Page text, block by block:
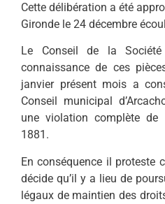
Cette délibération a été
Gironde le 24 décembre
Le Conseil de la
connaissance de ces
janvier présent mois a
Conseil municipal
une violation complète
1881.
En conséquence il proteste
décide qu’il y a lieu de
légaux de maintien des